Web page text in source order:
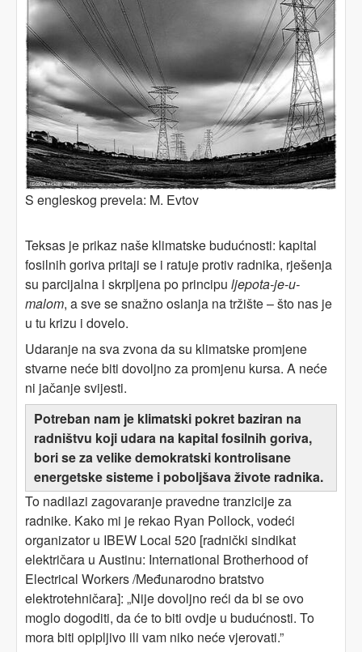
S engleskog prevela: M. Evtov
Teksas je prikaz naše klimatske budućnosti: kapital
fosilnih goriva pritaji se i ratuje protiv radnika, rješenja
su parcijalna i skrpljena po principu ljepota-je-u-
malom, a sve se snažno oslanja na tržište – što nas je
u tu krizu i dovelo.
Udaranje na sva zvona da su klimatske promjene
stvarne neće biti dovoljno za promjenu kursa. A neće
ni jačanje svijesti.
Potreban nam je klimatski pokret baziran na
radništvu koji udara na kapital fosilnih goriva,
bori se za velike demokratski kontrolisane
energetske sisteme i poboljšava živote radnika.
To nadilazi zagovaranje pravedne tranzicije za
radnike. Kako mi je rekao Ryan Pollock, vodeći
organizator u IBEW Local 520 [radnički sindikat
električara u Austinu: International Brotherhood of
Electrical Workers /Međunarodno bratstvo
elektrotehničara]: „Nije dovoljno reći da bi se ovo
moglo dogoditi, da će to biti ovdje u budućnosti. To
mora biti opipljivo ili vam niko neće vjerovati.”